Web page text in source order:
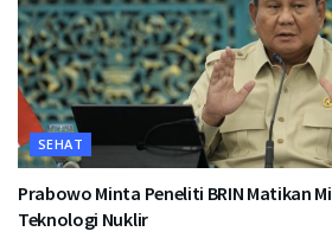
SEHAT
Prabowo Minta Peneliti BRIN Matikan
Teknologi Nuklir